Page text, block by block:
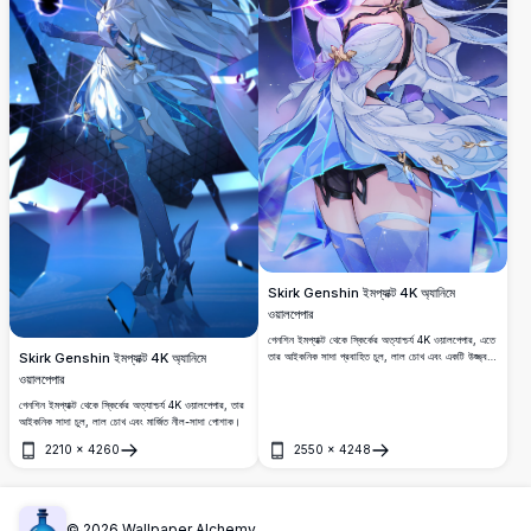
Skirk Genshin ইমপ্যাক্ট 4K অ্যানিমে
ওয়ালপেপার
গেনশিন ইমপ্যাক্ট থেকে স্কির্কের অত্যাশ্চর্য 4K ওয়ালপেপার, তার
আইকনিক সাদা চুল, লাল চোখ এবং মার্জিত নীল-সাদা পোশাক।
2210 × 4260
খুলুন
Skirk Genshin ইমপ্যাক্ট 4K অ্যানিমে
ওয়ালপেপার
গেনশিন ইমপ্যাক্ট থেকে স্কির্কের অত্যাশ্চর্য 4K ওয়ালপেপার, এতে
তার আইকনিক সাদা প্রবাহিত চুল, লাল চোখ এবং একটি উজ্জ্বল
2550 × 4248
খুলুন